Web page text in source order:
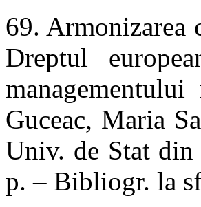
69.
Dreptul
Guceac, Maria
Univ. de Stat
p. – Bibliogr. la